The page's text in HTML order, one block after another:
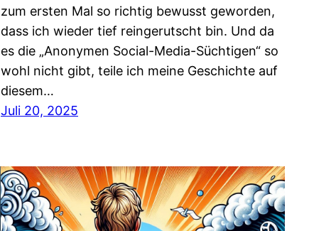
zum ersten Mal so richtig bewusst geworden,
dass ich wieder tief reingerutscht bin. Und da
es die „Anonymen Social-Media-Süchtigen“ so
wohl nicht gibt, teile ich meine Geschichte auf
diesem…
Juli 20, 2025